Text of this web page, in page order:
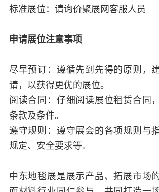
标准展位：请询价聚展网客服人员
申请展位注意事项
尽早预订：遵循先到先得的原则，
请，以获得更优的展位。
阅读合同：仔细阅读展位租赁合同
条款及条件。
遵守规则：遵守展会的各项规则与
规定、安全要求等。
中东地毯展是展示产品、拓展市场